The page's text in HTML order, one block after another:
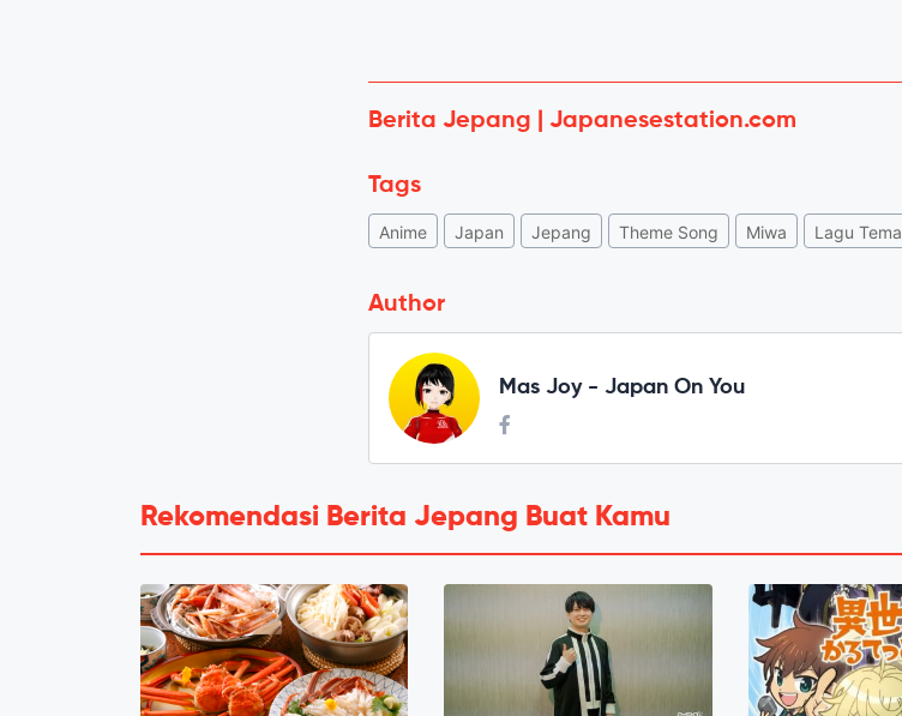
Berita Jepang | Japanesestation.com
Tags
Anime Japan Jepang Theme Song Miwa Lagu Tema
Author
Mas Joy - Japan On You
Rekomendasi Berita Jepang Buat Kamu